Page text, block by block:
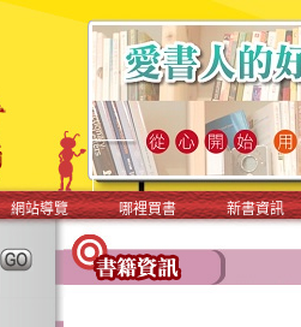
網站導覽 哪裡買書 新書資訊